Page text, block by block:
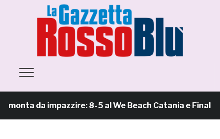
da impazzire: 8-5 al We Beach Catania e Finale